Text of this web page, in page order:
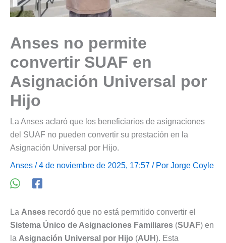
Anses no permite
convertir SUAF en
Asignación Universal por
Hijo
La Anses aclaró que los beneficiarios de asignaciones
del SUAF no pueden convertir su prestación en la
Asignación Universal por Hijo.
Anses / 4 de noviembre de 2025, 17:57 / Por Jorge Coyle
La Anses recordó que no está permitido convertir el
Sistema Único de Asignaciones Familiares (SUAF) en
la Asignación Universal por Hijo (AUH ). Esta